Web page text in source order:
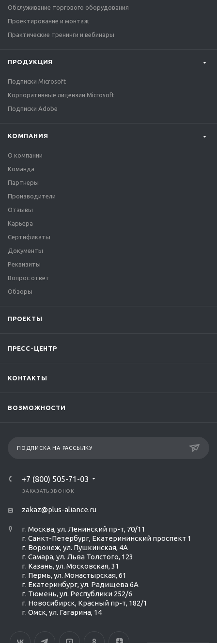
Обслуживание торгового оборудования
Проектирование и монтаж
Практические тренинги и вебинары
ПРОДУКЦИЯ
Подписки Microsoft
Корпоративные лицензии Microsoft
Подписки Adobe
КОМПАНИЯ
О компании
Команда
Партнеры
Производители
Отзывы
Карьера
Сертификаты
Документы
Реквизиты
Вопрос ответ
Обзоры
ПРОЕКТЫ
ПРЕСС-ЦЕНТР
КОНТАКТЫ
ВОЗМОЖНОСТИ
ПОДПИСКА НА РАССЫЛКУ
+7 (800) 505-71-03
ЗАКАЗАТЬ ЗВОНОК
zakaz@plus-aliance.ru
г. Москва, ул. Ленинский пр-т, 70/11
г. Санкт-Петербург, Екатерининский проспект 1
г. Воронеж, ул. Пушкинская, 4А
г. Самара, ул. Льва Толстого, 123
г. Казань, ул. Московская, 31
г. Пермь, ул. Монастырская, 61
г. Екатеринбург, ул. Радищева 6А
г. Тюмень, ул. Республики 252/6
г. Новосибирск, Красный пр-т, 182/1
г. Омск, ул. ​Гагарина, 14